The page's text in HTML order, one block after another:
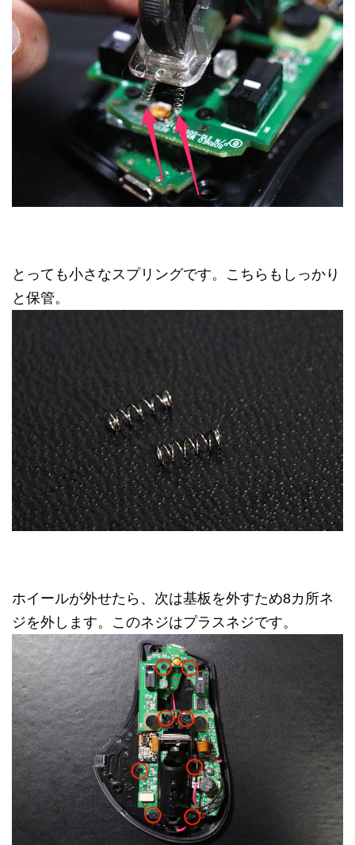
とっても小さなスプリングです。こちらもしっかり
と保管。
ホイールが外せたら、次は基板を外すため8カ所ネ
ジを外します。このネジはプラスネジです。